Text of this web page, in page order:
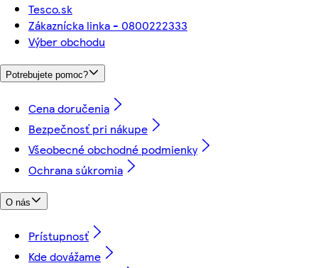
Tesco.sk
Zákaznícka linka - 0800222333
Výber obchodu
Potrebujete pomoc?
Cena doručenia
Bezpečnosť pri nákupe
Všeobecné obchodné podmienky
Ochrana súkromia
O nás
Prístupnosť
Kde dovážame